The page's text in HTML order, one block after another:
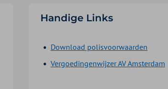
Handige Links
Download polisvoorwaarden
Vergoedingenwijzer AV Amsterdam